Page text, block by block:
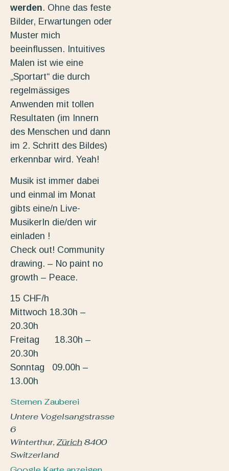
werden. Ohne das feste
Bilder, Erwartungen oder
Muster mich
beeinflussen. Intuitives
Malen ist wie eine
„Sportart“ die durch
regelmässiges
Anwenden mit tollen
Resultaten (im Innern
des Menschen und dann
im 2. Schritt des Bildes)
erkennbar wird. Yeah!
Musik ist immer dabei
und einmal im Monat
gibts eine/n Live-
MusikerIn die/den wir
einladen !
Check out! Community
drawing. – No paint no
growth – Peace.
15 CHF/h
Mittwoch 18.30h –
20.30h
Freitag 18.30h –
20.30h
Sonntag 09.00h –
13.00h
Sternen Zauberei
Untere Vogelsangstrasse
6
Winterthur, Zürich8400
Switzerland